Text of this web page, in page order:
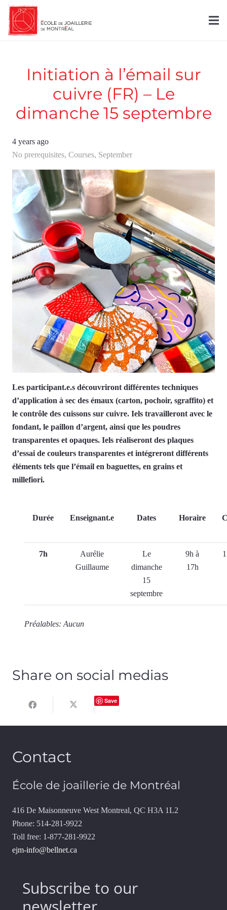
Initiation à l’émail sur
cuivre (FR) – Le
dimanche 15 septembre
4 years ago
No prerequisites, Courses, September
Les participant.e.s découvriront différentes techniques
d’application à sec des émaux (carton, pochoir, sgraffito) et
le contrôle des cuissons sur cuivre. Iels travailleront avec le
fondant, le paillon d’argent, ainsi que les poudres
transparentes et opaques. Iels réaliseront des plaques
d’essai de couleurs transparentes et intégreront différents
éléments tels que l’émail en baguettes, en grains et
millefiori.
Durée Enseignant.e Dates Horaire
7h
Aurélie
Guillaume
Le
dimanche
15
septembre
9h à
17h
Préalables: Aucun
Share on social medias
Save
Contact
École de joaillerie de Montréal
416 De Maisonneuve West Montreal, QC H3A 1L2
Phone: 514-281-9922
Toll free: 1-877-281-9922
ejm-info@bellnet.ca
Subscribe to our